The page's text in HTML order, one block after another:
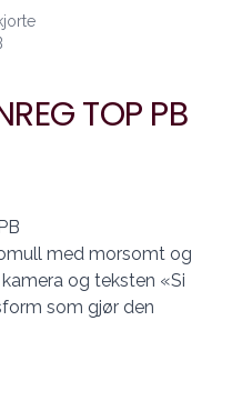
TOP PB
med morsomt og
og teksten «Si
som gjør den